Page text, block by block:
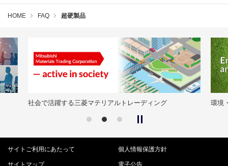
HOME FAQ 超硬製品
社会で活躍する三菱マテリアルトレーディング 環境
サイトご利用にあたって 個人情報保護方針